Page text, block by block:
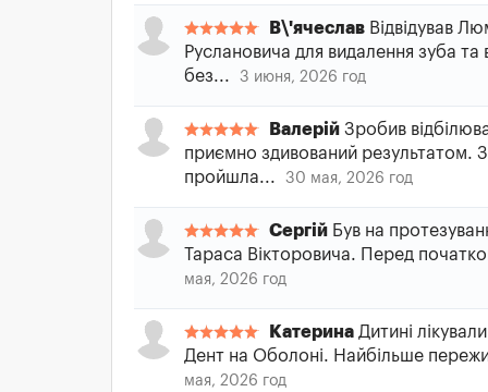
В\'ячеслав Відвідував
Руслановича для видалення зуба
без...
3 июня, 2026 год
Валерій Зробив
приємно здивований результатом.
пройшла...
30 мая, 2026 год
Сергій Був на
Тараса Вікторовича. Перед
мая, 2026 год
Катерина Дитині
Дент на Оболоні. Найбільше
мая, 2026 год